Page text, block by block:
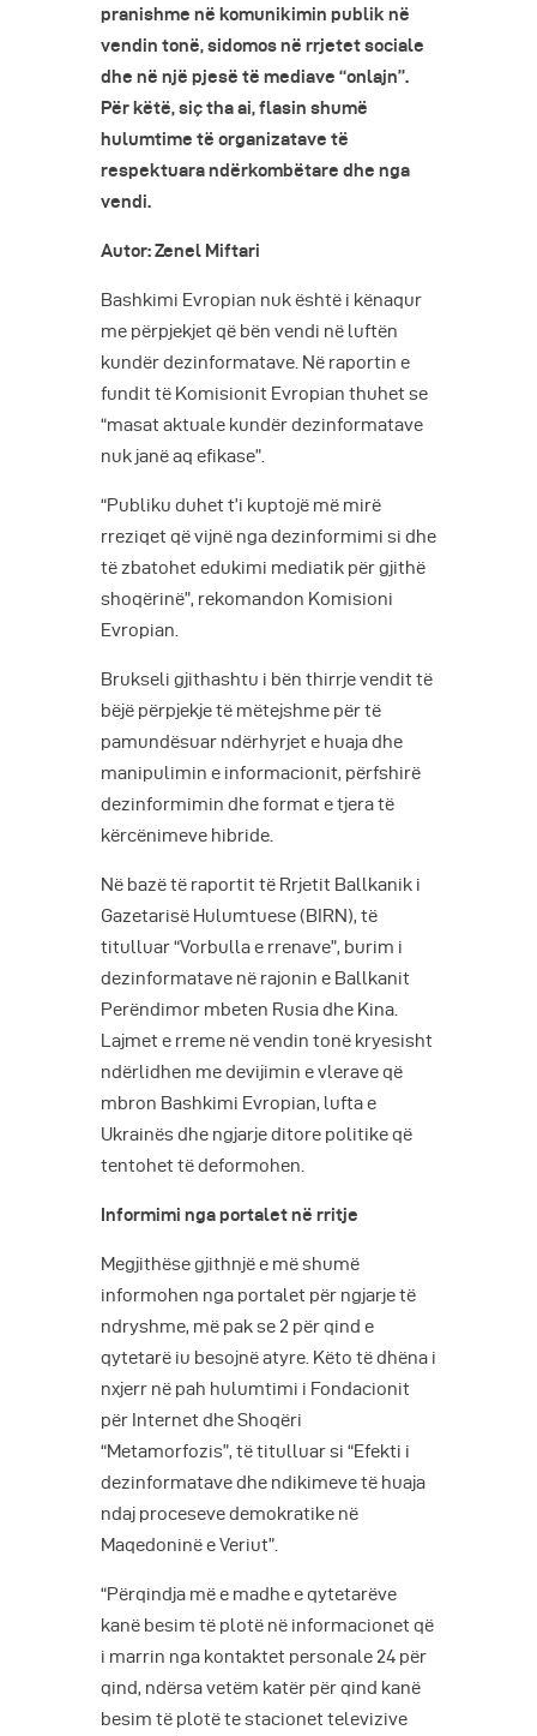
pranishme në komunikimin publik në
vendin tonë, sidomos në rrjetet sociale
dhe në një pjesë të mediave “onlajn”.
Për këtë, siç tha ai, flasin shumë
hulumtime të organizatave të
respektuara ndërkombëtare dhe nga
vendi.
Autor: Zenel Miftari
Bashkimi Evropian nuk është i kënaqur
me përpjekjet që bën vendi në luftën
kundër dezinformatave. Në raportin e
fundit të Komisionit Evropian thuhet se
“masat aktuale kundër dezinformatave
nuk janë aq efikase”.
“Publiku duhet t’i kuptojë më mirë
rreziqet që vijnë nga dezinformimi si dhe
të zbatohet edukimi mediatik për gjithë
shoqërinë”, rekomandon Komisioni
Evropian.
Brukseli gjithashtu i bën thirrje vendit të
bëjë përpjekje të mëtejshme për të
pamundësuar ndërhyrjet e huaja dhe
manipulimin e informacionit, përfshirë
dezinformimin dhe format e tjera të
kërcënimeve hibride.
Në bazë të raportit të Rrjetit Ballkanik i
Gazetarisë Hulumtuese (BIRN), të
titulluar “Vorbulla e rrenave”, burim i
dezinformatave në rajonin e Ballkanit
Perëndimor mbeten Rusia dhe Kina.
Lajmet e rreme në vendin tonë kryesisht
ndërlidhen me devijimin e vlerave që
mbron Bashkimi Evropian, lufta e
Ukrainës dhe ngjarje ditore politike që
tentohet të deformohen.
Informimi nga portalet në rritje
Megjithëse gjithnjë e më shumë
informohen nga portalet për ngjarje të
ndryshme, më pak se 2 për qind e
qytetarë iu besojnë atyre. Këto të dhëna i
nxjerr në pah hulumtimi i Fondacionit
për Internet dhe Shoqëri
“Metamorfozis”, të titulluar si “Efekti i
dezinformatave dhe ndikimeve të huaja
ndaj proceseve demokratike në
Maqedoninë e Veriut”.
“Përqindja më e madhe e qytetarëve
kanë besim të plotë në informacionet që
i marrin nga kontaktet personale 24 për
qind, ndërsa vetëm katër për qind kanë
besim të plotë te stacionet televizive